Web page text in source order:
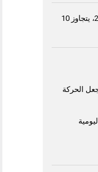
إنتاج القمح في مصر خلال موسم 2026، يتجاوز 10
الحركة